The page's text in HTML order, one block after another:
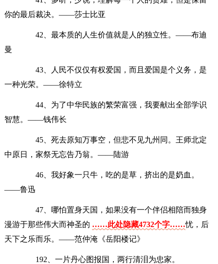
你的最后裁决。——莎士比亚
42、最本质的人生价值就是人的独立性。——布迪
曼
43、人民不仅仅有权爱国，而且爱国是个义务，是
一种光荣。——徐特立
44、为了中华民族的繁荣富强，我要献出全部学识
智慧。——钱伟长
45、死去原知万事空，但悲不见九州同。王师北定
中原日，家祭无忘告乃翁。——陆游
46、我好象一只牛，吃的是草，挤出的是奶血。
——鲁迅
47、哪怕置身天国，如果没有一个伴侣相陪而独身
漫游于那些伟大而神圣的 ……此处隐藏4732个字……忧，后
天下之乐而乐。——范仲淹《岳阳楼记》
192、一片丹心图报国，两行清泪为忠家。